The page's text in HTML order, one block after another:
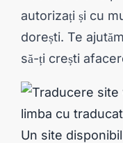
autorizați și cu
dorești. Te
să-ți crești
Un site